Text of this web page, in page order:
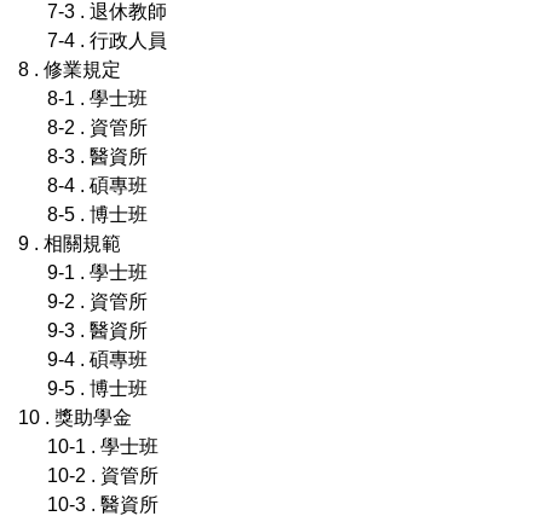
7-3 . 退休教師
7-4 . 行政人員
8 . 修業規定
8-1 . 學士班
8-2 . 資管所
8-3 . 醫資所
8-4 . 碩專班
8-5 . 博士班
9 . 相關規範
9-1 . 學士班
9-2 . 資管所
9-3 . 醫資所
9-4 . 碩專班
9-5 . 博士班
10 . 獎助學金
10-1 . 學士班
10-2 . 資管所
10-3 . 醫資所